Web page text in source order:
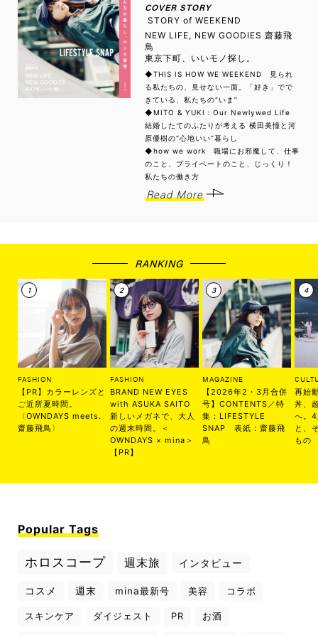
COVER STORY
STORY of WEEKEND
NEW LIFE, NEW GOODIES 齋藤飛
鳥
東京下町、いいモノ探し。
◆THIS IS HOW WE WEEKEND 見られ
る私たちの、見せない一面。「好き」でで
きている、私たちの“いま”
◆MITO & YUKI：Our Newlywed Life
結婚したてのふたりが考える 横田美憧と河
原優樹の“心地いい”暮らし
◆how we work 職場にお邪魔して、仕事
のこと、プライベートのこと、じっくり！
私たちの働き方
Read More
RANKING
FASHION
【PR】カラーレンズと
ご近所夏時間。
〈OWNDAYS meets.
齋藤飛鳥〉
FASHION
BRAND NEW EYES
with ASUKA SAITO
新しいメガネで、大人
の週末時間。＜
OWNDAYS × mina＞
【PR】
MAGAZINE
【2026年2・3月合併
号】CONTENTS／特
集：LIFESTYLE
SNAP 表紙：齋藤飛
鳥
再始
丼、
へ。
と、
もの
Popular Tags
ホロスコープ 週末旅 インタビュー
コスメ 週末 mina最新号 美容 コラボ
スキンケア ダイジェスト PR お酒